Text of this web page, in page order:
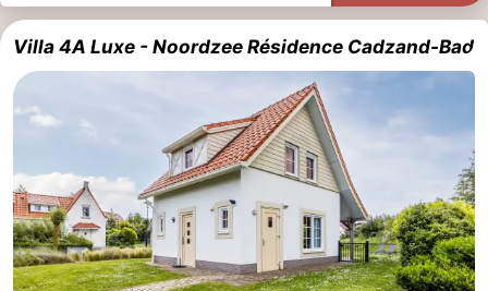
Villa 4A Luxe - Noordzee Résidence Cadzand-Bad